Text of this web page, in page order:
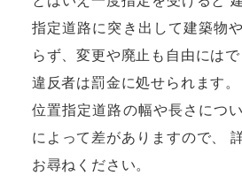
指定道路に突き出して建築物
らず、変更や廃止も自由にはで
違反者は罰金に処せられます。
位置指定道路の幅や長さにつ
によって差がありますので、
お尋ねください。